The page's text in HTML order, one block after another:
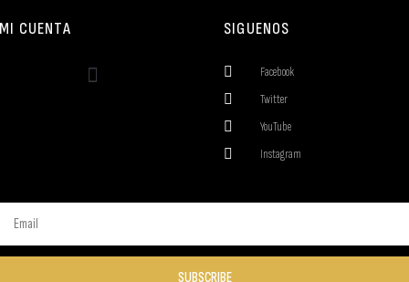
MI CUENTA SIGUENOS
Facebook
Twitter
YouTube
Instagram
SUBSCRIBE